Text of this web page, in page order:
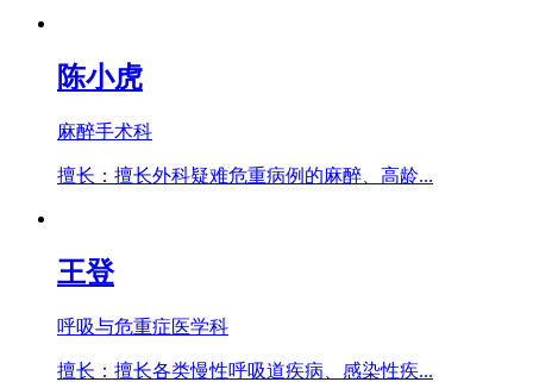
陈小虎
麻醉手术科
擅长：擅长外科疑难危重病例的麻醉、高龄...
王登
呼吸与危重症医学科
擅长：擅长各类慢性呼吸道疾病、感染性疾...